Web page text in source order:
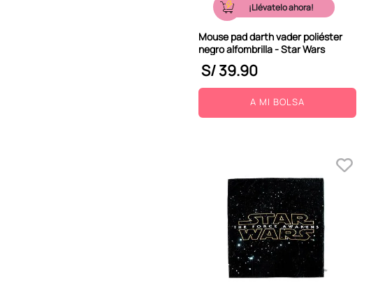
¡Llévatelo ahora!
Mouse pad darth vader poliéster
negro alfombrilla - Star Wars
S/39.90
A MI BOLSA